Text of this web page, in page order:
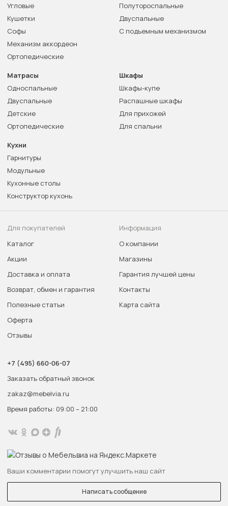
Угловые
Кушетки
Софы
Механизм аккордеон
Ортопедические
Полутороспальные
Двуспальные
С подъемным механизмом
Матрасы
Односпальные
Двуспальные
Детские
Ортопедические
Шкафы
Шкафы-купе
Распашные шкафы
Для прихожей
Для спальни
Кухни
Гарнитуры
Модульные
Кухонные столы
Конструктор кухонь
Для покупателей
Каталог
Акции
Доставка и оплата
Возврат, обмен и гарантия
Полезные статьи
Оферта
Отзывы
Информация
О компании
Магазины
Гарантия лучшей цены
Контакты
Карта сайта
+7 (495) 660-06-07
Заказать обратный звонок
zakaz@mebelvia.ru
Время работы: 09:00 – 21:00
Ваши комментарии помогут улучшить наш сайт
Написать сообщение